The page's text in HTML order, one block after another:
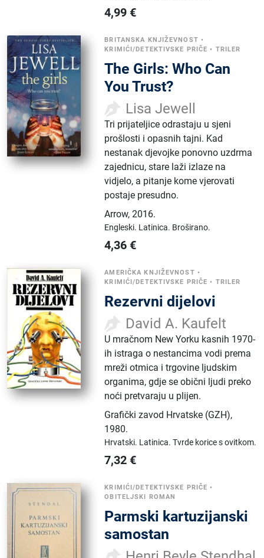
4,99 €
BRITANSKA KNJIŽEVNOST •
KRIMIĆI/DETEKTIVSKE PRIČE • TRILER
The Girls: Who Can
You Trust?
Lisa Jewell
Tri prijateljice odrastaju u sjeni
prošlosti i opasnih tajni. Kad
nestanak djevojke ponovno uzdrma
zajednicu, stare laži izlaze na
vidjelo, a pitanje kome vjerovati
postaje presudno.
Arrow,2016.
Engleski. Latinica. Broširano.
4,36 €
AMERIČKA KNJIŽEVNOST •
KRIMIĆI/DETEKTIVSKE PRIČE • TRILER
Rezervni dijelovi
David A. Kaufelt
U mračnom New Yorku kasnih 1970-
ih istraga o nestancima vodi prema
mreži otmica i trgovine ljudskim
organima, gdje se obični ljudi preko
noći pretvaraju u plijen.
Grafički zavod Hrvatske (GZH),
1980.
Hrvatski. Latinica.Tvrde korice s ovitkom.
7,32 €
KRIMIĆI/DETEKTIVSKE PRIČE •
OBITELJSKI ROMAN
Parmski kartuzijanski
samostan